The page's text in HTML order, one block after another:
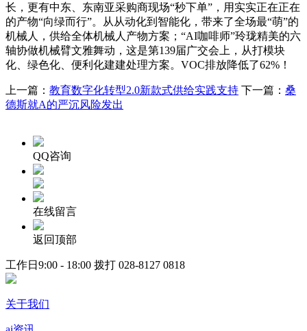
长，更有中东、东南亚采购商现场“秒下单”，用实实正在正在
的产物“向绿而行”。从从动化到智能化，带来了全场最“萌”的
机械人，供给全体机械人产物方案；“AI咖啡师”玲珑精美的六
轴协做机械臂文雅舞动，这是第139届广交会上，从打模块
化、绿色化、便利化建建处理方案。VOC排放降低了62%！
上一篇： 教育数字化转型2.0新款式供给实践支持 下一篇： 桑
德斯就A的严沉风险发出
QQ咨询
在线留言
返回顶部
工作日9:00 - 18:00 拨打 028-8127 0818
关于我们